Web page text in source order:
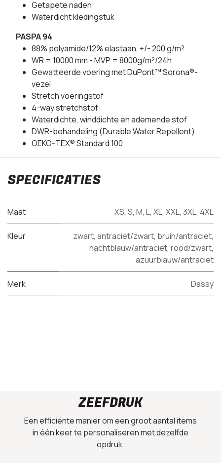
Getapete naden
Waterdicht kledingstuk
PASPA 94
88% polyamide/12% elastaan, +/- 200 g/m²
WR = 10000 mm - MVP = 8000g/m²/24h
Gewatteerde voering met DuPont™ Sorona®-
vezel
Stretch voeringstof
4-way stretchstof
Waterdichte, winddichte en ademende stof
DWR-behandeling (Durable Water Repellent)
OEKO-TEX® Standard 100
SPECIFICATIES
Maat XS, S, M, L, XL, XXL, 3XL, 4XL
Kleur zwart, antraciet/zwart, bruin/antraciet,
nachtblauw/antraciet, rood/zwart,
azuurblauw/antraciet
Merk Dassy
ZEEFDRUK
Een efficiënte manier om een groot aantal items
in één keer te personaliseren met dezelfde
opdruk.